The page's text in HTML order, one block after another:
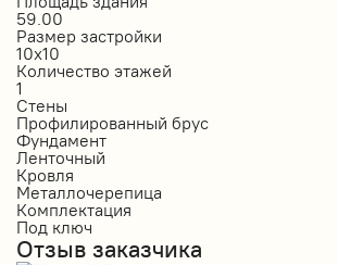
59.00
Размер застройки
10х10
Количество этажей
1
Стены
Профилированный брус
Фундамент
Ленточный
Кровля
Металлочерепица
Комплектация
Под ключ
Отзыв заказчика